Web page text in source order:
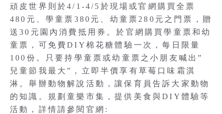
頑皮世界則於4/1-4/5於現場或官網購買全票
480元、學童票380元、幼童票280元之門票，贈
送30元園內消費抵用券。於官網購買學童票和幼
童票，可免費DIY棉花糖體驗一次，每日限量
100份。只要持學童票或幼童票之小朋友喊出”
兒童節我最大”，立即半價享有草莓口味霜淇
淋。舉辦動物解說活動，讓保育員告訴大家動物
的知識。規劃童樂市集，提供美食與DIY體驗等
活動，詳情請參閱官網: